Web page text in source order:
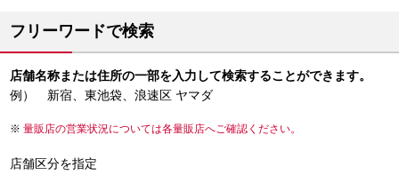
フリーワードで検索
店舗名称または住所の一部を入力して検索することができます。
例） 新宿、東池袋、浪速区 ヤマダ
量販店の営業状況については各量販店へご確認ください。
店舗区分を指定